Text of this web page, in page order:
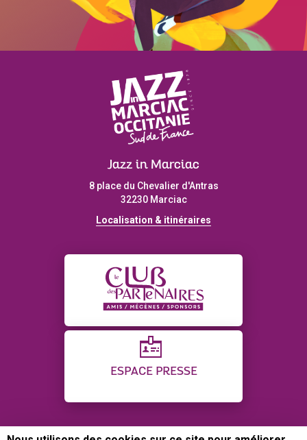
Jazz in Marciac
8 place du Chevalier d'Antras
32230 Marciac
Localisation & itinéraires
ESPACE PRESSE